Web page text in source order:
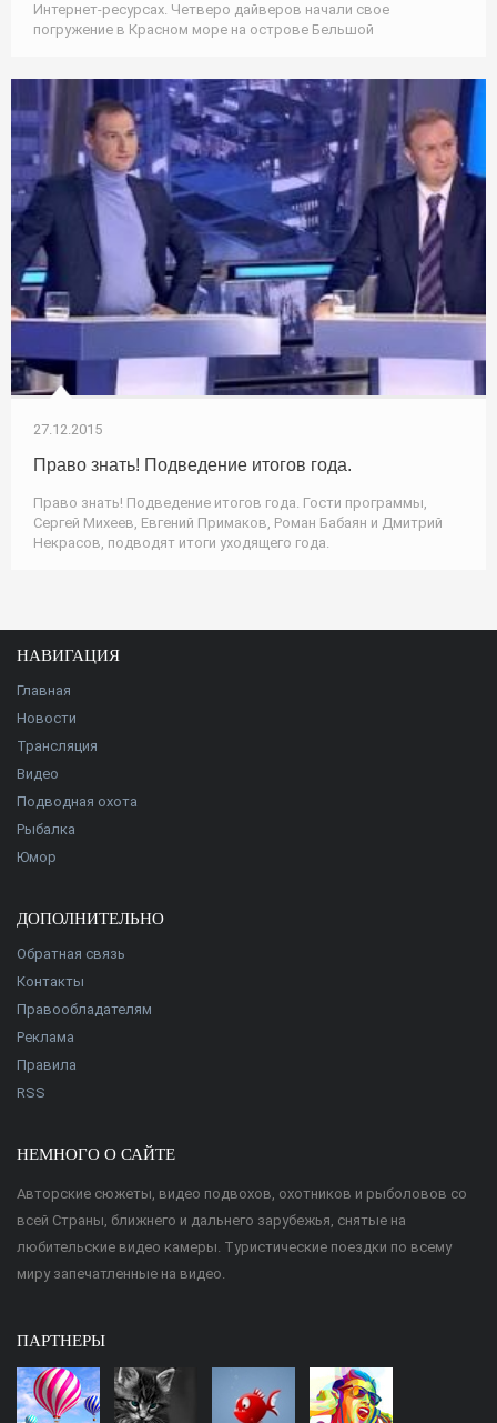
Интернет-ресурсах. Четверо дайверов начали свое
погружение в Красном море на острове Бельшой
27.12.2015
Право знать! Подведение итогов года.
Право знать! Подведение итогов года. Гости программы,
Сергей Михеев, Евгений Примаков, Роман Бабаян и Дмитрий
Некрасов, подводят итоги уходящего года.
НАВИГАЦИЯ
Главная
Новости
Трансляция
Видео
Подводная охота
Рыбалка
Юмор
ДОПОЛНИТЕЛЬНО
Обратная связь
Контакты
Правообладателям
Реклама
Правила
RSS
НЕМНОГО О САЙТЕ
Авторские сюжеты, видео подвохов, охотников и рыболовов со
всей Страны, ближнего и дальнего зарубежья, снятые на
любительские видео камеры. Туристические поездки по всему
миру запечатленные на видео.
ПАРТНЕРЫ